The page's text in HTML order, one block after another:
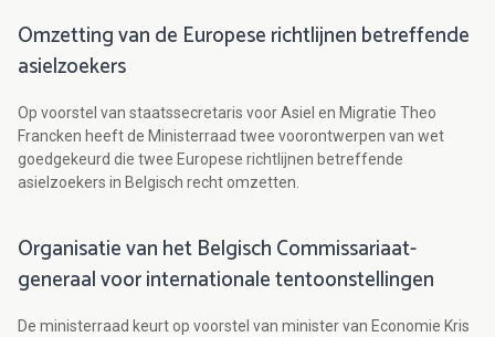
Omzetting van de Europese richtlijnen betreffende
asielzoekers
Op voorstel van staatssecretaris voor Asiel en Migratie Theo
Francken heeft de Ministerraad twee voorontwerpen van wet
goedgekeurd die twee Europese richtlijnen betreffende
asielzoekers in Belgisch recht omzetten.
Organisatie van het Belgisch Commissariaat-
generaal voor internationale tentoonstellingen
De ministerraad keurt op voorstel van minister van Economie Kris